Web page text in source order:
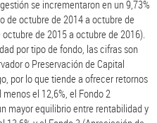
se incrementaron en un 9,73%
de octubre de 2014 a octubre de
de 2015 a octubre de 2016).
por tipo de fondo, las cifras son
o Preservación de Capital
por lo que tiende a ofrecer retornos
el 12,6%, el Fondo 2
mayor equilibrio entre rentabilidad y